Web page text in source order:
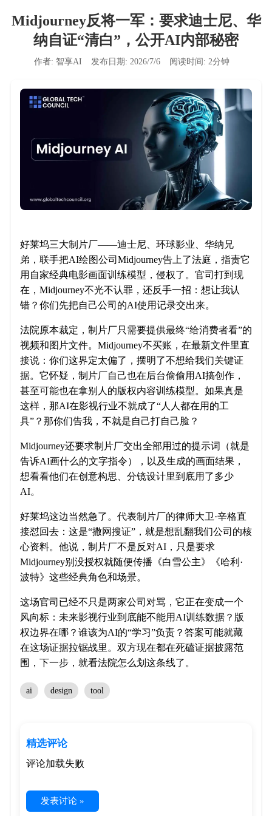
Midjourney反将一军：要求迪士尼、华
纳自证“清白”，公开AI内部秘密
作者: 智享AI 发布日期: 2026/7/6 阅读时间: 2分钟
好莱坞三大制片厂——迪士尼、环球影业、华纳兄
弟，联手把AI绘图公司Midjourney告上了法庭，指责它
用自家经典电影画面训练模型，侵权了。官司打到现
在，Midjourney不光不认罪，还反手一招：想让我认
错？你们先把自己公司的AI使用记录交出来。
法院原本裁定，制片厂只需要提供最终“给消费者看”的
视频和图片文件。Midjourney不买账，在最新文件里直
接说：你们这界定太偏了，摆明了不想给我们关键证
据。它怀疑，制片厂自己也在后台偷偷用AI搞创作，
甚至可能也在拿别人的版权内容训练模型。如果真是
这样，那AI在影视行业不就成了“人人都在用的工
具”？那你们告我，不就是自己打自己脸？
Midjourney还要求制片厂交出全部用过的提示词（就是
告诉AI画什么的文字指令），以及生成的画面结果，
想看看他们在创意构思、分镜设计里到底用了多少
AI。
好莱坞这边当然急了。代表制片厂的律师大卫·辛格直
接怼回去：这是“撒网搜证”，就是想乱翻我们公司的核
心资料。他说，制片厂不是反对AI，只是要求
Midjourney别没授权就随便传播《白雪公主》《哈利·
波特》这些经典角色和场景。
这场官司已经不只是两家公司对骂，它正在变成一个
风向标：未来影视行业到底能不能用AI训练数据？版
权边界在哪？谁该为AI的“学习”负责？答案可能就藏
在这场证据拉锯战里。双方现在都在死磕证据披露范
围，下一步，就看法院怎么划这条线了。
ai design tool
精选评论
评论加载失败
发表讨论 »